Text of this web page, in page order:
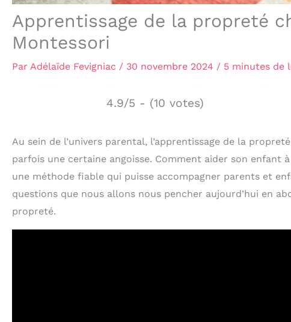
Apprentissage de la propreté
Montessori
Par Adélaïde Fevigniac / 30 novembre 2024 / 5 minutes de
4.9/5 - (10 votes)
Au sein de l’univers parental, l’apprentissage de la
parfois une certaine angoisse. Comment aider son
une méthode fiable qui puisse accompagner parents et
questions que nous allons nous pencher aujourd’hui en
propreté.